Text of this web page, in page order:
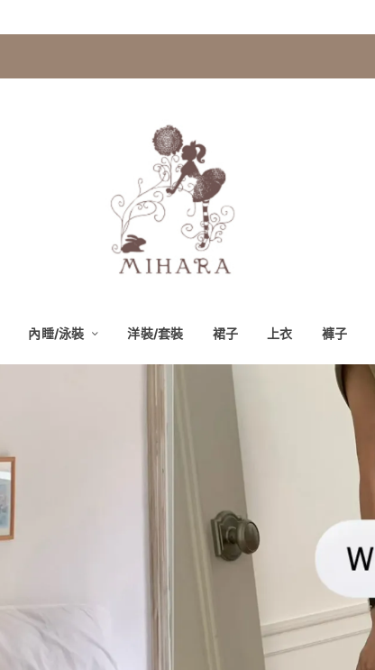
內睡/泳裝 洋裝/套裝 裙子 上衣 褲子